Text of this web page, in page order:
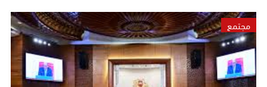
مجتمع